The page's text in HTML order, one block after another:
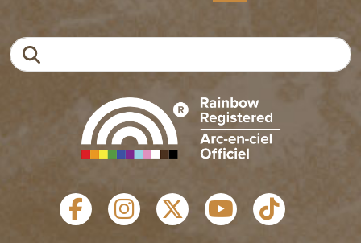
社会链接